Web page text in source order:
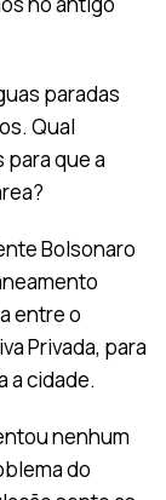
paradas
Qual
que a
Bolsonaro
entre o
Privada, para
a cidade.
nenhum
do